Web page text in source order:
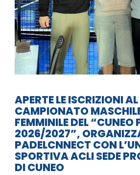
APERTE LE ISCRIZIONI AL
CAMPIONATO
FEMMINILE DEL “CUNEO
2026/2027”,
PADELCNNECT CON
SPORTIVA ACLI SEDE
DI CUNEO